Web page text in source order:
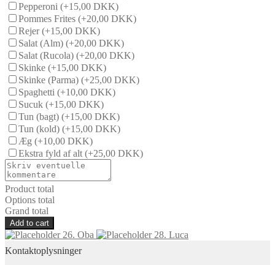
Pepperoni (+15,00 DKK)
Pommes Frites (+20,00 DKK)
Rejer(+15,00 DKK)
Salat (Alm) (+20,00 DKK)
Salat (Rucola) (+20,00 DKK)
Skinke (+15,00 DKK)
Skinke (Parma) (+25,00 DKK)
Spaghetti (+10,00 DKK)
Sucuk (+15,00 DKK)
Tun (bagt) (+15,00 DKK)
Tun (kold) (+15,00 DKK)
Æg (+10,00 DKK)
Ekstra fyld af alt (+25,00 DKK)
Product total
Options total
Grand total
Add to cart
26. Oba
28. Luca
Kontaktoplysninger